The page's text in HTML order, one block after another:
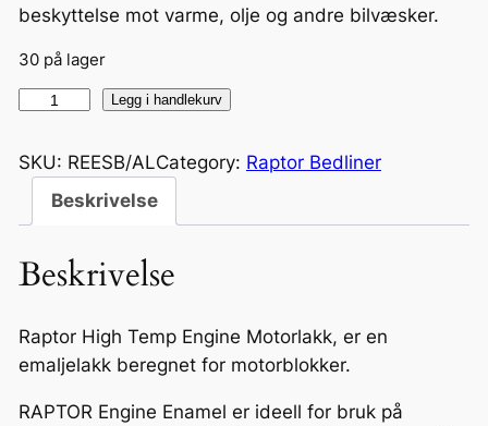
beskyttelse mot varme, olje og andre bilvæsker.
30 på lager
P
E
g
i
e
Legg i handlekurv
SKU: REESB/ALCategory: Raptor Bedliner
Beskrivelse
Beskrivelse
Raptor High Temp Engine Motorlakk, er en
emaljelakk beregnet for motorblokker.
RAPTOR Engine Enamel er ideell for bruk på